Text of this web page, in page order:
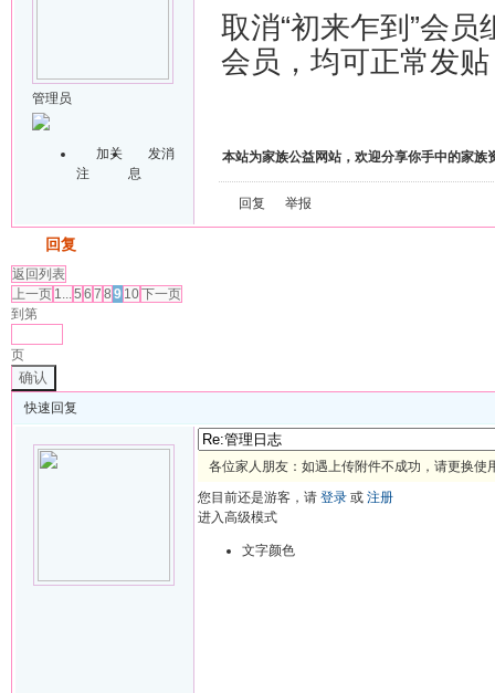
管理员
加关
注
发消
息
取消“初来乍到”会
会员，均可正常发
本站为家族公益网站，欢迎分享你手中的家
回复 举报
回复
返回列表
上一页 1...5 6 7 8 9 10下一页
到第
页
确认
快速回复
各位家人朋友：如遇上传附件不成功，请更换使
您目前还是游客，请 登录 或 注册
进入高级模式
文字颜色